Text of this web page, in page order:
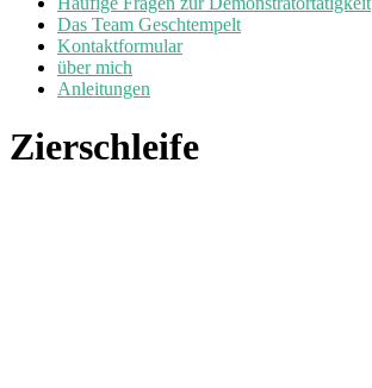
Das Team Geschtempelt
Kontaktformular
über mich
Anleitungen
Zierschleife